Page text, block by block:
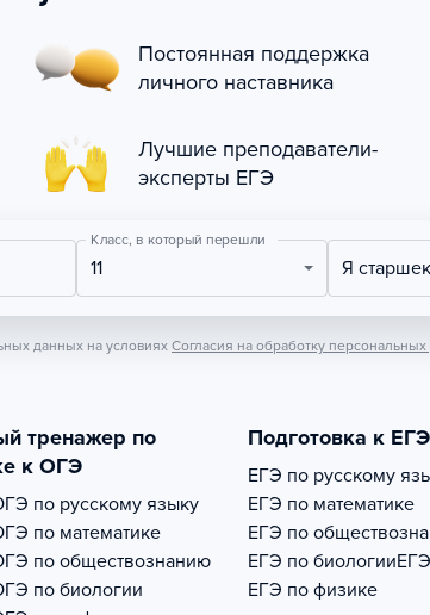
Постоянная поддержка
личного наставника
Лучшие преподаватели-
эксперты ЕГЭ
Класс, в который перешли
11 Я
данных на условиях Согласия на обработку
тренажер по
к ОГЭ
по русскому языку
по математике
по обществознанию
по биологии
Подготовка к ЕГЭ
ЕГЭ по русскому
ЕГЭ по математике
ЕГЭ по
ЕГЭ по биологии
ЕГЭ по физике